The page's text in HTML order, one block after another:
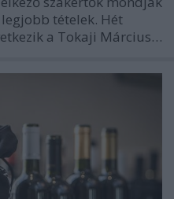
tételek. Hét
a Tokaji Március…